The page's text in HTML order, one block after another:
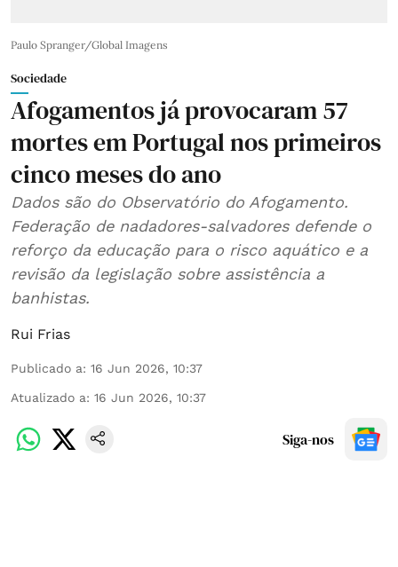
Paulo Spranger/Global Imagens
Sociedade
Afogamentos já provocaram 57
mortes em Portugal nos primeiros
cinco meses do ano
Dados são do Observatório do Afogamento.
Federação de nadadores-salvadores defende o
reforço da educação para o risco aquático e a
revisão da legislação sobre assistência a
banhistas.
Rui Frias
Publicado a: 16 Jun 2026, 10:37
Atualizado a: 16 Jun 2026, 10:37
Siga-nos